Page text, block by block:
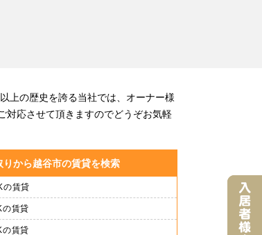
上の歴史を誇る当社では、オーナー様
対応させて頂きますのでどうぞお気軽
りから越谷市の賃貸を検索
の賃貸
の賃貸
の賃貸